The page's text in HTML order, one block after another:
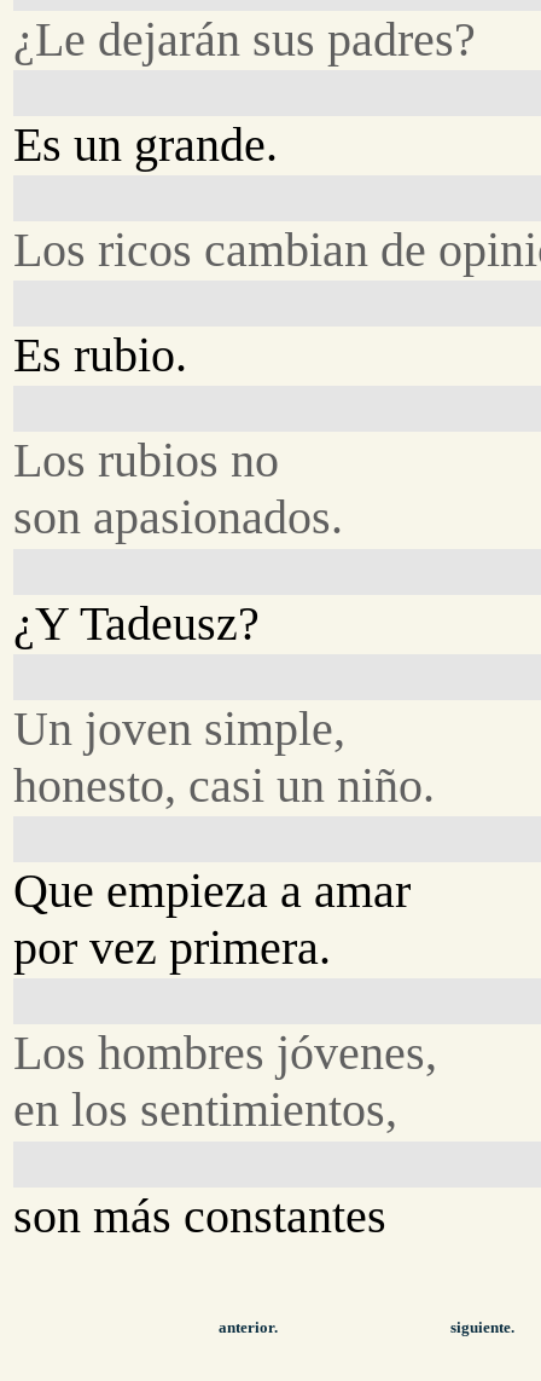
¿Le dejarán sus padres?
Es un grande.
Los ricos cambian de
Es rubio.
Los rubios no
son apasionados.
¿Y Tadeusz?
Un joven simple,
honesto, casi un niño.
Que empieza a amar
por vez primera.
Los hombres jóvenes,
en los sentimientos,
son más constantes
anterior. siguiente.